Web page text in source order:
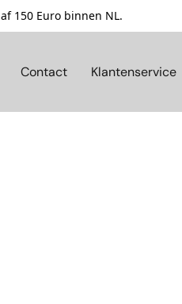
150 Euro binnen NL.
Contact Klantenservice